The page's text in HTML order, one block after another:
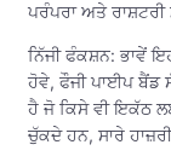
ਪਰੰਪਰਾ ਅਤੇ ਰਾਸ਼ਟਰੀ
ਨਿੱਜੀ ਫੰਕਸ਼ਨ: ਭਾਵੇਂ
ਹੋਵੇ, ਫੌਜੀ ਪਾਈਪ ਬੈਂਡ
ਹੈ ਜੋ ਕਿਸੇ ਵੀ ਇਕੱਠ
ਚੁੱਕਦੇ ਹਨ, ਸਾਰੇ